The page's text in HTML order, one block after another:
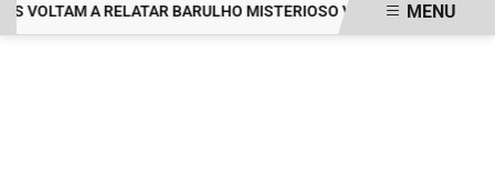
A RELATAR BARULHO MISTERIOSO VINDO DO MARMENU